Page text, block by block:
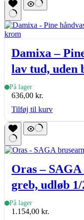
Damixa –
lav tud, uden
På lager
636,00 kr.
Tilføj til kurv
Oras –
greb, udløb 1/
På lager
1.154,00 kr.